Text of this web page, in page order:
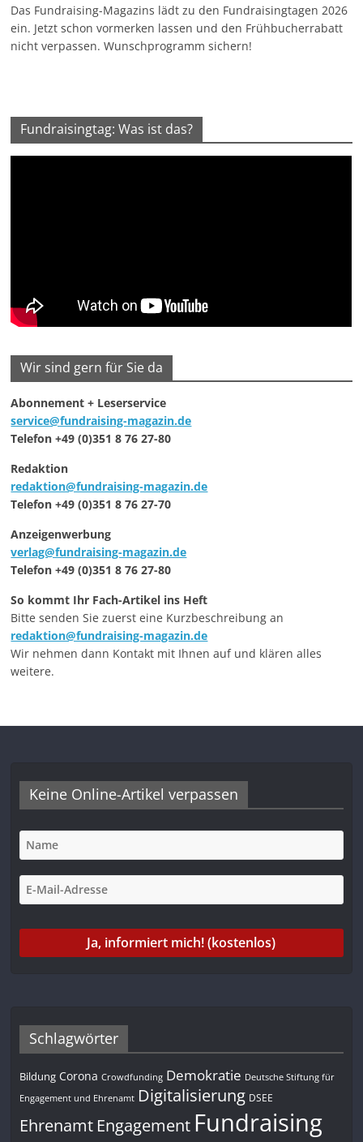
Das Fundraising-Magazins lädt zu den Fundraisingtagen 2026
ein. Jetzt schon vormerken lassen und den Frühbucherrabatt
nicht verpassen. Wunschprogramm sichern!
Fundraisingtag: Was ist das?
Wir sind gern für Sie da
Abonnement + Leserservice
service@fundraising-magazin.de
Telefon +49 (0)351 8 76 27-80
Redaktion
redaktion@fundraising-magazin.de
Telefon +49 (0)351 8 76 27-70
Anzeigenwerbung
verlag@fundraising-magazin.de
Telefon +49 (0)351 8 76 27-80
So kommt Ihr Fach-Artikel ins Heft
Bitte senden Sie zuerst eine Kurzbeschreibung an
redaktion@fundraising-magazin.de
Wir nehmen dann Kontakt mit Ihnen auf und klären alles
weitere.
Keine Online-Artikel verpassen
Schlagwörter
Bildung Corona Crowdfunding Demokratie Deutsche Stiftung für
Engagement und Ehrenamt Digitalisierung DSEE
Ehrenamt Engagement Fundraising